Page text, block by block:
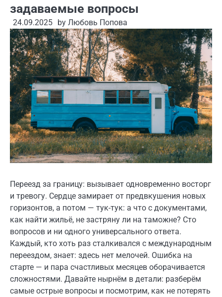
задаваемые вопросы
24.09.2025 by Любовь Попова
Переезд за границу: вызывает одновременно восторг
и тревогу. Сердце замирает от предвкушения новых
горизонтов, а потом — тук-тук: а что с документами,
как найти жильё, не застряну ли на таможне? Сто
вопросов и ни одного универсального ответа.
Каждый, кто хоть раз сталкивался с международным
переездом, знает: здесь нет мелочей. Ошибка на
старте — и пара счастливых месяцев оборачивается
сложностями. Давайте нырнём в детали: разберём
самые острые вопросы и посмотрим, как не потерять